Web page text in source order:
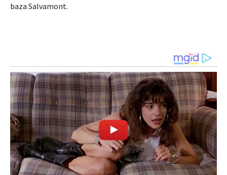
baza Salvamont.